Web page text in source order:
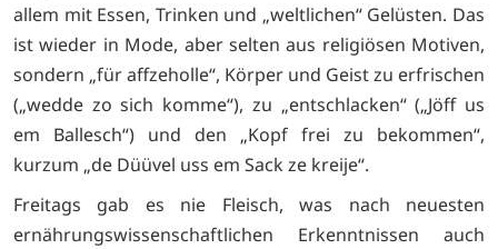
allem mit Essen, Trinken und „weltlichen“ Gelüsten. Das
ist wieder in Mode, aber selten aus religiösen Motiven,
sondern „für affzeholle“, Körper und Geist zu erfrischen
(„wedde zo sich komme“), zu „entschlacken“ („Jöff us
em Ballesch“) und den „Kopf frei zu bekommen“,
kurzum „de Düüvel uss em Sack ze kreije“.
Freitags gab es nie Fleisch, was nach neuesten
ernährungswissenschaftlichen Erkenntnissen auch